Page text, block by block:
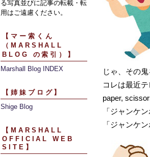
る写真並びに記事の転載・転
用はご遠慮ください。
【マー索くん
（MARSHALL
BLOG の索引）】
Marshall Blog INDEX
【姉妹ブログ】
Shige Blog
【MARSHALL
OFFICIAL WEB
SITE】
じゃ、その
コレは最近
paper,
「ジャンケ
「ジャンケ